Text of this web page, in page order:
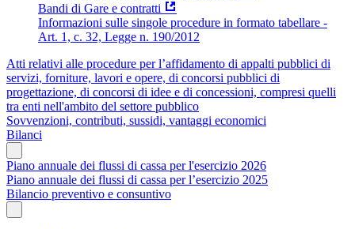
Bandi di Gare e contratti
Informazioni sulle singole procedure in formato tabellare -
Art. 1, c. 32, Legge n. 190/2012
Atti relativi alle procedure per l’affidamento di appalti pubblici di
servizi, forniture, lavori e opere, di concorsi pubblici di
progettazione, di concorsi di idee e di concessioni, compresi quelli
tra enti nell'ambito del settore pubblico
Sovvenzioni, contributi, sussidi, vantaggi economici
Bilanci
Piano annuale dei flussi di cassa per l'esercizio 2026
Piano annuale dei flussi di cassa per l’esercizio 2025
Bilancio preventivo e consuntivo